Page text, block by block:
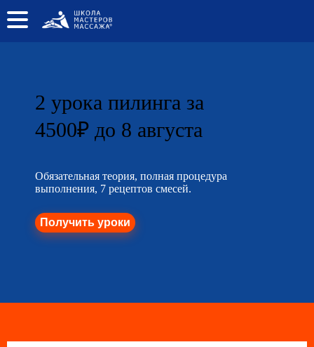
Преподаватель
Цены
2 урока пилинга за
4500₽ до 8 августа
Обязательная теория, полная процедура
выполнения, 7 рецептов смесей.
Получить уроки